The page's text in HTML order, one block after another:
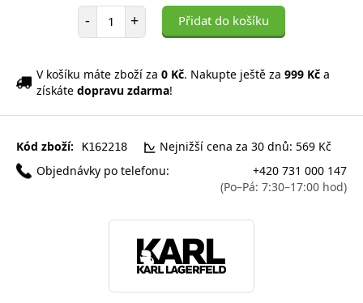
- Počet položek
+ Přidat do košíku
V košíku máte zboží za 0 Kč. Nakupte ještě za 999 Kč a
získáte dopravu zdarma!
Kód zboží: K162218
Nejnižší cena za 30 dnů: 569 Kč
Objednávky po telefonu:
+420 731 000 147
(Po–Pá: 7:30–17:00 hod)